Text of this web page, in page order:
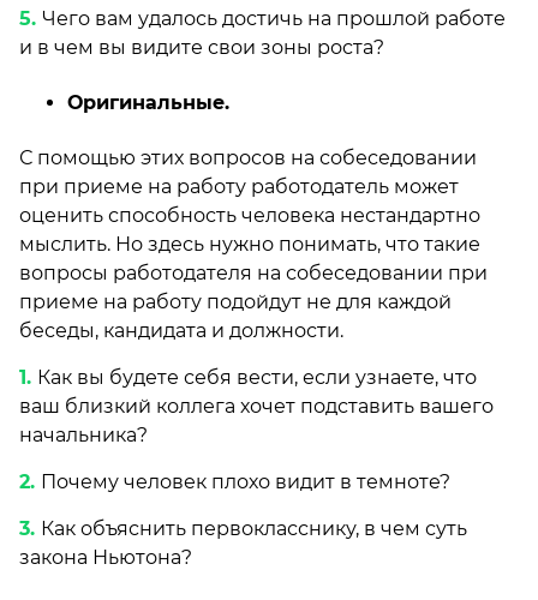
Чего вам удалось достичь на прошлой работе
и в чем вы видите свои зоны роста?
Оригинальные.
С помощью этих вопросов на собеседовании
при приеме на работу работодатель может
оценить способность человека нестандартно
мыслить. Но здесь нужно понимать, что такие
вопросы работодателя на собеседовании при
приеме на работу подойдут не для каждой
беседы, кандидата и должности.
Как вы будете себя вести, если узнаете, что
ваш близкий коллега хочет подставить вашего
начальника?
Почему человек плохо видит в темноте?
Как объяснить первокласснику, в чем суть
закона Ньютона?